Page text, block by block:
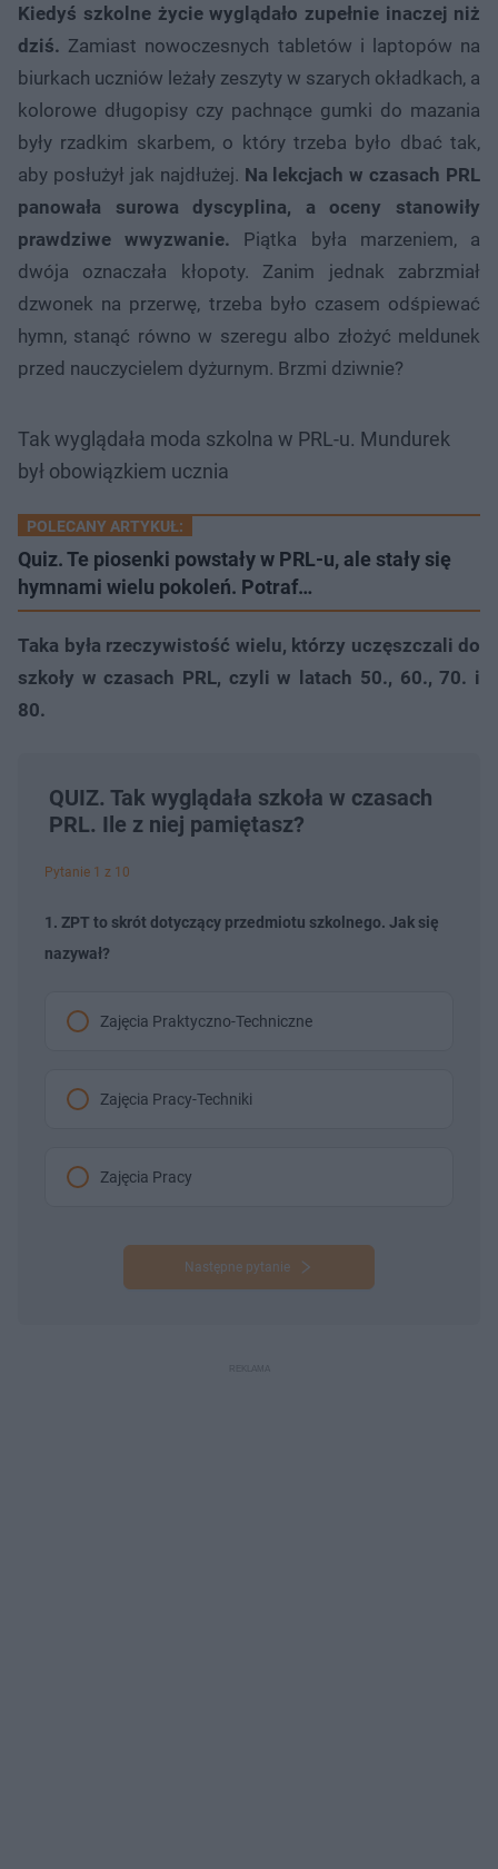
Kiedyś szkolne życie wyglądało zupełnie inaczej niż
dziś. Zamiast nowoczesnych tabletów i laptopów na
biurkach uczniów leżały zeszyty w szarych okładkach, a
kolorowe długopisy czy pachnące gumki do mazania
były rzadkim skarbem, o który trzeba było dbać tak,
aby posłużył jak najdłużej. Na lekcjach w czasach PRL
panowała surowa dyscyplina, a oceny stanowiły
prawdziwe wwyzwanie. Piątka była marzeniem, a
dwója oznaczała kłopoty. Zanim jednak zabrzmiał
dzwonek na przerwę, trzeba było czasem odśpiewać
hymn, stanąć równo w szeregu albo złożyć meldunek
przed nauczycielem dyżurnym. Brzmi dziwnie?
Tak wyglądała moda szkolna w PRL-u. Mundurek
był obowiązkiem ucznia
POLECANY ARTYKUŁ:
Quiz. Te piosenki powstały w PRL-u, ale stały się
hymnami wielu pokoleń. Potraf…
Taka była rzeczywistość wielu, którzy uczęszczali do
szkoły w czasach PRL, czyli w latach 50., 60., 70. i
80.
QUIZ. Tak wyglądała szkoła w czasach
PRL. Ile z niej pamiętasz?
Pytanie 1 z 10
1. ZPT to skrót dotyczący przedmiotu szkolnego. Jak się
nazywał?
Zajęcia Praktyczno-Techniczne
Zajęcia Pracy-Techniki
Zajęcia Pracy
Następne pytanie